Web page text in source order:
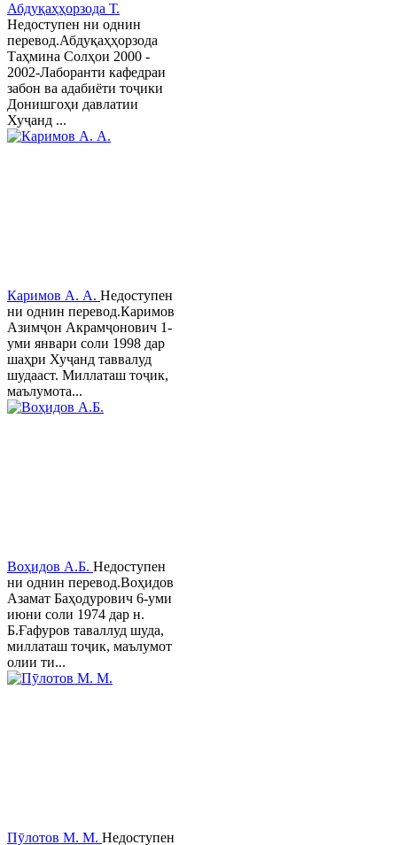
Абдуқаҳҳорзода Т.
Недоступен ни однин
перевод.Абдуқаҳҳорзода
Таҳмина Солҳои 2000 -
2002-Лаборанти кафедраи
забон ва адабиёти тоҷики
Донишгоҳи давлатии
Хуҷанд ...
Каримов А. А. Недоступен
ни однин перевод.Каримов
Азимҷон Акрамҷонович 1-
уми январи соли 1998 дар
шаҳри Хуҷанд таввалуд
шудааст. Миллаташ тоҷик,
маълумота...
Воҳидов А.Б. Недоступен
ни однин перевод.Воҳидов
Азамат Баҳодурович 6-уми
июни соли 1974 дар н.
Б.Ғафуров таваллуд шуда,
миллаташ тоҷик, маълумот
олии ти...
Пӯлотов М. М. Недоступен